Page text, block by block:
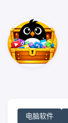
电脑软件